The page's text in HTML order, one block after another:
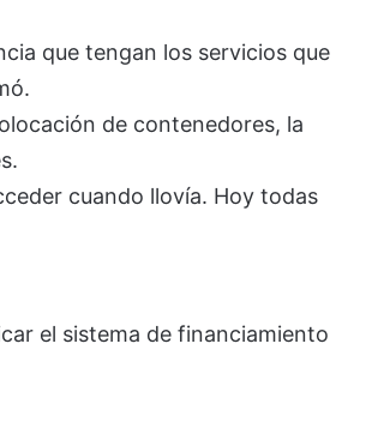
que tengan los servicios que
de contenedores, la
cuando llovía. Hoy todas
el sistema de financiamiento